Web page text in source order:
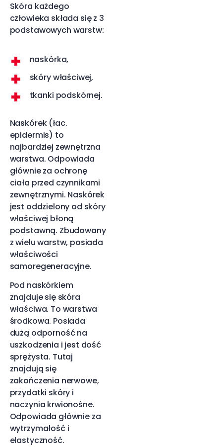
Skóra każdego
człowieka składa się z 3
podstawowych warstw:
naskórka,
skóry właściwej,
tkanki podskórnej.
Naskórek (łac.
epidermis) to
najbardziej zewnętrzna
warstwa. Odpowiada
głównie za ochronę
ciała przed czynnikami
zewnętrznymi. Naskórek
jest oddzielony od skóry
właściwej błoną
podstawną. Zbudowany
z wielu warstw, posiada
właściwości
samoregeneracyjne.
Pod naskórkiem
znajduje się skóra
właściwa. To warstwa
środkowa. Posiada
dużą odporność na
uszkodzenia i jest dość
sprężysta. Tutaj
znajdują się
zakończenia nerwowe,
przydatki skóry i
naczynia krwionośne.
Odpowiada głównie za
wytrzymałość i
elastyczność.